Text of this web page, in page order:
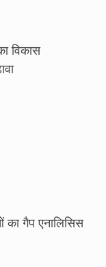
विकास
का गैप एनालिसिस